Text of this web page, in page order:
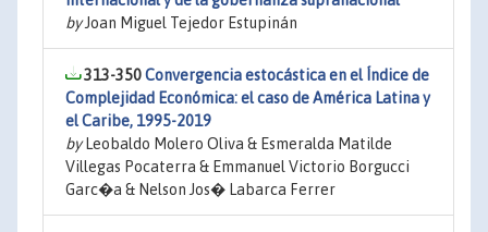
byJoan Miguel Tejedor Estupinán
313-350Convergencia estocástica en el Índice de
Complejidad Económica: el caso de América Latina y
el Caribe, 1995-2019
byLeobaldo Molero Oliva & Esmeralda Matilde
Villegas Pocaterra & Emmanuel Victorio Borgucci
Garc�a & Nelson Jos� Labarca Ferrer